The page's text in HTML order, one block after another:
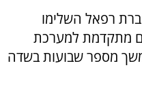
רפאל השלימו
מתקדמת למערכת
מספר שבועות בשדה